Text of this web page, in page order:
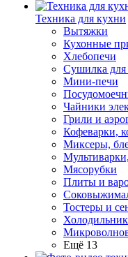
Техника для кухни
Вытяжки
Кухонные
Хлебопечи
Сушилка
Мини-печи
Чайники
Грили и
Кофеварки,
Миксеры,
Мясорубки
Плиты и
Тостеры и
Ещё 13